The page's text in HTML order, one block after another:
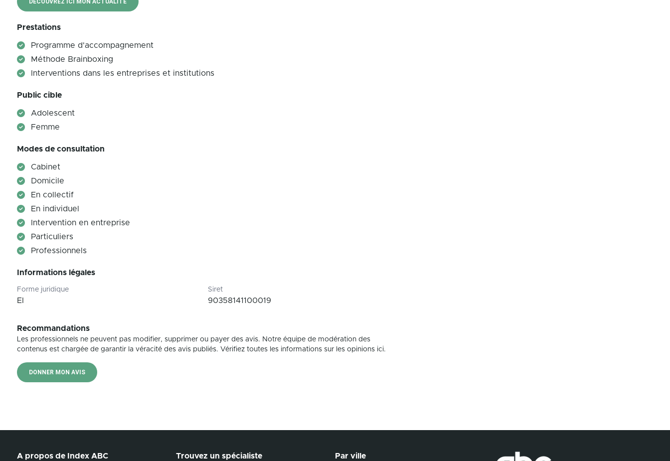
Prestations
Programme d'accompagnement
Méthode Brainboxing
Interventions dans les entreprises et institutions
Public cible
Adolescent
Femme
Modes de consultation
Cabinet
Domicile
En collectif
En individuel
Intervention en entreprise
Particuliers
Professionnels
Informations légales
Forme juridique
EI
Siret
90358141100019
Recommandations
Les professionnels ne peuvent pas modifier, supprimer ou payer des avis. Notre équipe de modération des
contenus est chargée de garantir la véracité des avis publiés. Vérifiez toutes les informations sur les opinions ici.
DONNER MON AVIS
A propos de Index ABC Trouvez un spécialiste Par ville